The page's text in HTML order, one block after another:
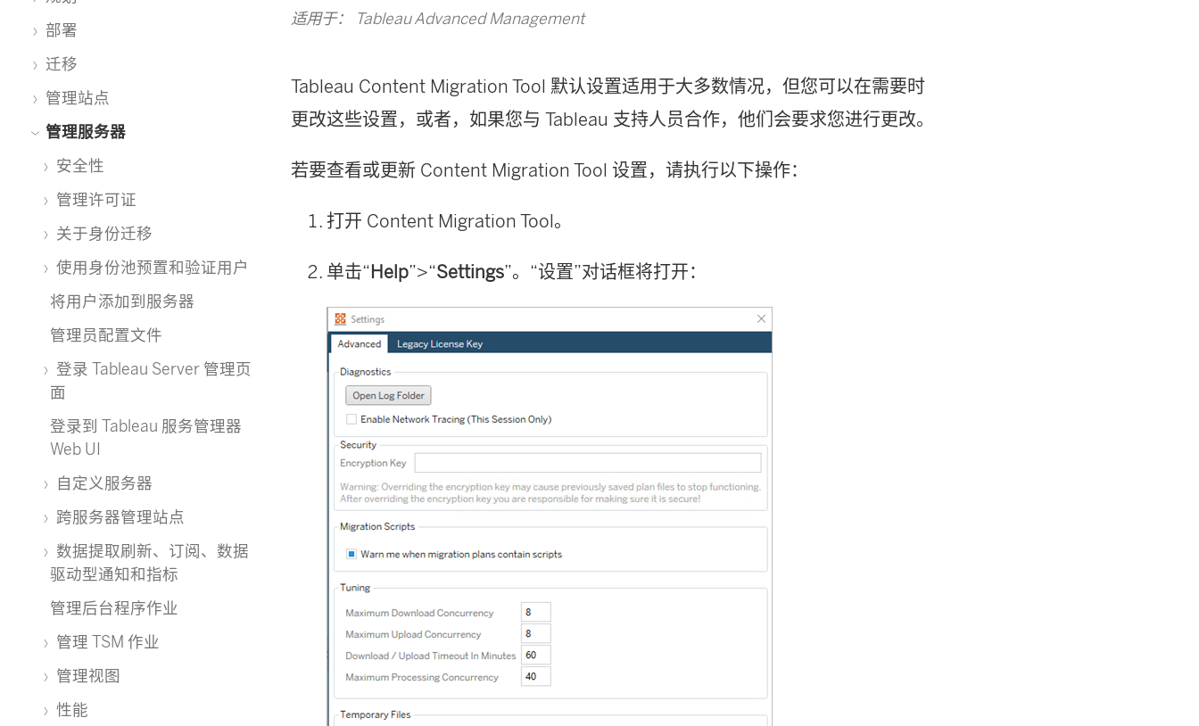
部署
迁移
管理站点
管理服务器
安全性
管理许可证
关于身份迁移
使用身份池预置和验证用户
将用户添加到服务器
管理员配置文件
登录 Tableau Server 管理页
面
登录到 Tableau 服务管理器
Web UI
自定义服务器
跨服务器管理站点
数据提取刷新、订阅、数据
驱动型通知和指标
管理后台程序作业
管理 TSM 作业
管理视图
性能
适用于： Tableau Advanced Management
Tableau Content Migration Tool 默认设置适用于大多数情况，但您可以在需要时
更改这些设置，或者，如果您与 Tableau 支持人员合作，他们会要求您进行更改。
若要查看或更新 Content Migration Tool 设置，请执行以下操作：
打开 Content Migration Tool。
单击“Help”>“Settings”。“设置”对话框将打开：